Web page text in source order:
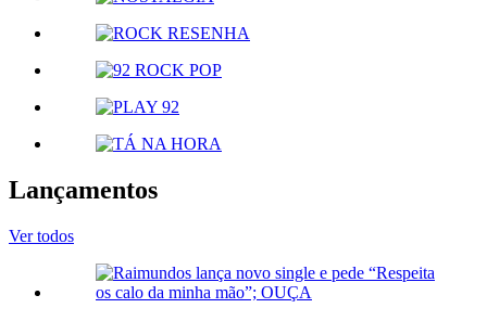
Lançamentos
Ver todos